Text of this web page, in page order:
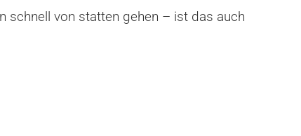
schnell von statten gehen – ist das auch